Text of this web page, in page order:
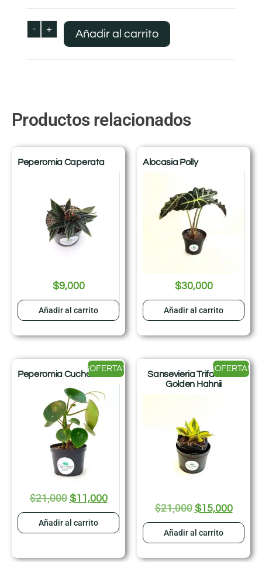
- + Añadir al carrito
Productos relacionados
Peperomia Caperata
$9,000
Añadir al carrito
Alocasia Polly
$30,000
Añadir al carrito
Peperomia Cucharita
¡OFERTA!
$21,000 $11,000
Añadir al carrito
Sansevieria Trifasciata
Golden Hahnii
¡OFERTA!
$21,000 $15,000
Añadir al carrito